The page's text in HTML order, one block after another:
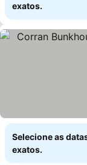
exatos.
Selecione as
exatos.